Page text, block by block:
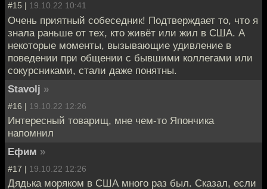
#15 | 19.10.22 10:41
Очень приятный собеседник! Подтверждает то, что я
знала раньше от тех, кто живёт или жил в США. А
некоторые моменты, вызывающие удивление в
поведении при общении с бывшими коллегами или
сокурсниками, стали даже понятны.
Stavolj »
#16 | 19.10.22 12:26
Интересный товарищ, мне чем-то Япончика
напомнил
Ефим »
#17 | 19.10.22 12:26
Дядька моряком в США много раз был. Сказал, если